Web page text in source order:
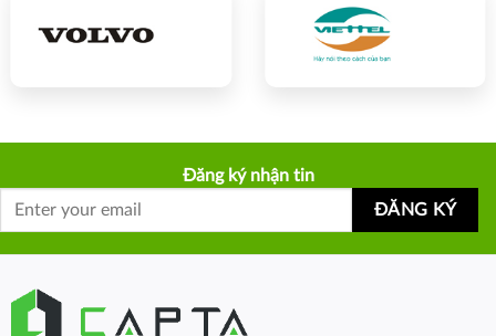
Đăng ký nhận tin